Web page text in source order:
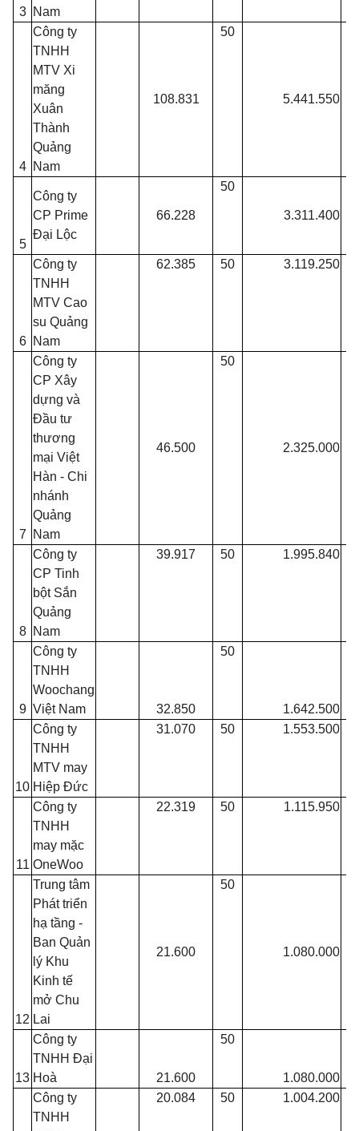
3
Nam
4
Công ty
TNHH
MTV Xi
măng
Xuân
Thành
Quảng
Nam
108.831
50
5.441.550
5
Công ty
CP Prime
Đại Lộc
66.228
50
3.311.400
6
Công ty
TNHH
MTV Cao
su Quảng
Nam
62.385 50 3.119.250
7
Công ty
CP Xây
dựng và
Đầu tư
thương
mại Việt
Hàn - Chi
nhánh
Quảng
Nam
46.500
50
2.325.000
8
Công ty
CP Tinh
bột Sắn
Quảng
Nam
39.917 50 1.995.840
9
Công ty
TNHH
Woochang
Việt Nam
32.850
50
1.642.500
10
Công ty
TNHH
MTV may
Hiệp Đức
31.070 50 1.553.500
11
Công ty
TNHH
may mặc
OneWoo
22.319 50 1.115.950
12
Trung tâm
Phát triển
hạ tầng -
Ban Quản
lý Khu
Kinh tế
mở Chu
Lai
21.600
50
1.080.000
13
Công ty
TNHH Đại
Hoà
21.600
50
1.080.000
Công ty
TNHH
20.084 50 1.004.200